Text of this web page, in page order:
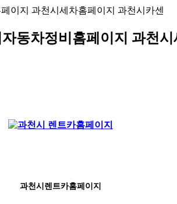
이지 과천시세차홈페이지 과천시카센
동차정비홈페이지 과천
과천시렌트카홈페이지